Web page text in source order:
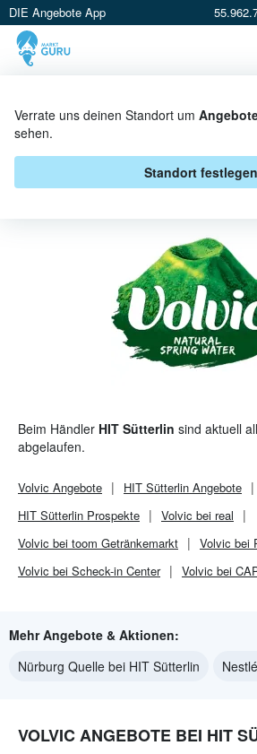
DIE Angebote App
Verrate uns deinen Standort um
sehen.
Standort festlegen
VOLVIC BEI HIT
ANGEBOTE &
Beim Händler HIT Sütterlin sind aktuell
abgelaufen.
Volvic Angebote HIT Sütterlin Angebote
HIT Sütterlin Prospekte
Volvic bei real
Volvic bei toom Getränkemarkt
Volvic bei
Volvic bei Scheck-in Center
Volvic bei
Mehr Angebote & Aktionen:
Nürburg Quelle bei HIT Sütterlin
VOLVIC ANGEBOTE BEI HIT